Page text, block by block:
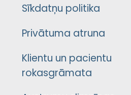
Sīkdatņu politika
Privātuma atruna
Klientu un pacientu
rokasgrāmata